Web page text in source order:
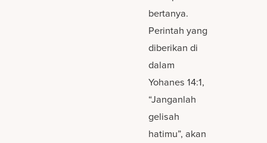
bertanya.
Perintah yang
diberikan di
dalam
Yohanes 14:1,
“Janganlah
gelisah
hatimu”, akan